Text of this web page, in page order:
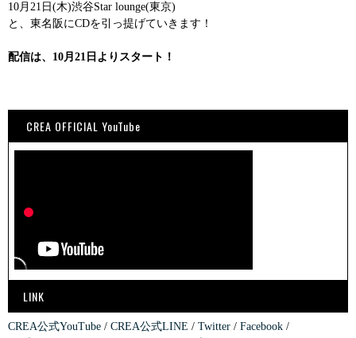
10月21日(木)渋谷Star lounge(東京)
と、東名阪にCDを引っ提げていきます！
配信は、10月21日よりスタート！
CREA OFFICIAL YouTube
LINK
CREA公式YouTube CREA公式LINE Twitter
Facebook